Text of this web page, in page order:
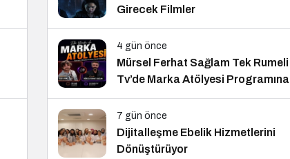
Girecek Filmler
4 gün önce
Mürsel Ferhat Sağlam Tek Rumeli
Tv’de Marka Atölyesi Programına
Konuk Oldu
7 gün önce
Dijitalleşme Ebelik Hizmetlerini
Dönüştürüyor